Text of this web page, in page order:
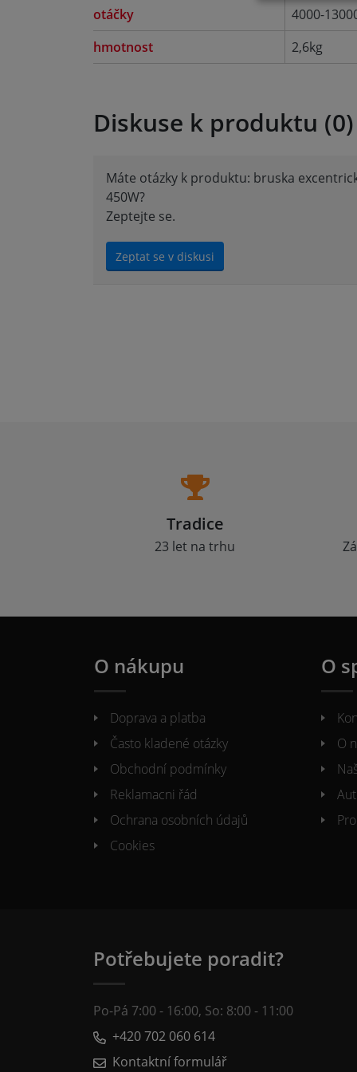
otáčky
4000-
hmotnost
2,6kg
Diskuse k produktu (0)
Máte otázky k produktu: bruska
450W?
Zeptejte se.
Zeptat se v diskusi
Tradice
23 let na trhu
O nákupu
Doprava a platba
Často kladené otázky
Obchodní podmínky
Reklamacni řád
Ochrana osobních údajů
Cookies
O
O
Potřebujete poradit?
Po-Pá 7:00 - 16:00, So: 8:00 - 11:00
+420 702 060 614
Kontaktní formulář